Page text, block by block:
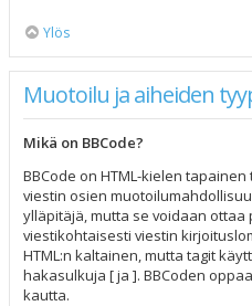
Ylös
Muotoilu ja aiheiden
Mikä on BBCode?
BBCode on HTML-kielen
viestin osien
ylläpitäjä, mutta se voidaan ottaa
viestikohtaisesti viestin
HTML:n kaltainen, mutta tagit
hakasulkuja [ ja ]. BBCoden
kautta.